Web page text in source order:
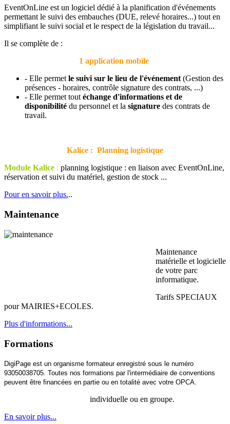
EventOnLine est un logiciel dédié à la planification d'événements
permettant le suivi des embauches (DUE, relevé horaires...) tout en
simplifiant le suivi social et le respect de la législation du travail...
Il se complète de :
1 application mobile
- Elle permet le suivi sur le lieu de l'événement (Gestion des
présences - horaires, contrôle signature des contrats, ...)
- Elle permet tout échange d'informations et de
disponibilité du personnel et la signature des contrats de
travail.
Kalice : Planning logistique
Module Kalice : planning logistique : en liaison avec EventOnLine,
réservation et suivi du matériel, gestion de stock ...
Pour en savoir plus...
Maintenance
Maintenance
matérielle et logicielle
de votre parc
informatique.
Tarifs SPECIAUX
pour MAIRIES+ECOLES.
Plus d'informations...
Formations
DigiPage est un organisme formateur enregistré sous le numéro
93050038705. Toutes nos formations par l'intermédiaire de conventions
peuvent être financées en partie ou en totalité avec votre OPCA.
individuelle ou en groupe.
En savoir plus...